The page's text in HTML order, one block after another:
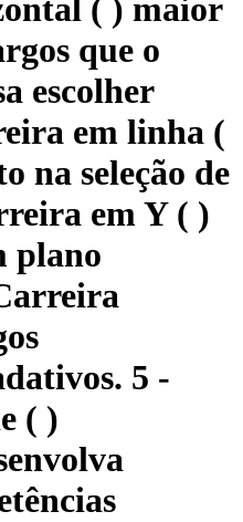
( ) maior
que o
escolher
em linha (
na seleção de
em Y ( )
plano
5 -
( )